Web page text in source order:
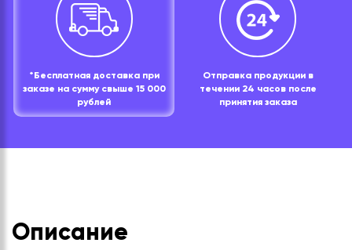
*Бесплатная доставка при
заказе на сумму свыше 15 000
рублей
Отправка продукции в
течении 24 часов после
принятия заказа
Описание